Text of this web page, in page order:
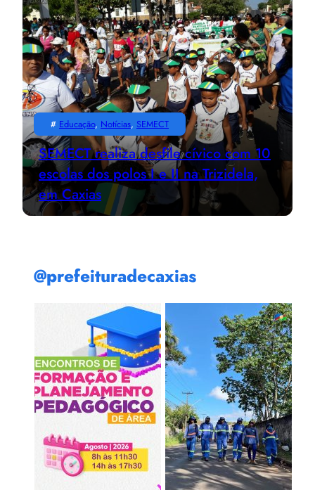
# Educação, Notícias, SEMECT
SEMECT realiza desfile cívico com 10
escolas dos polos I e II na Trizidela,
em Caxias
@prefeituradecaxias